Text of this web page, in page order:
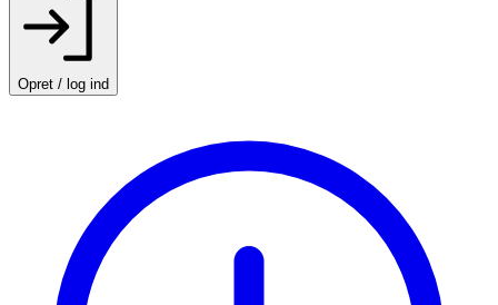
Opret / log ind